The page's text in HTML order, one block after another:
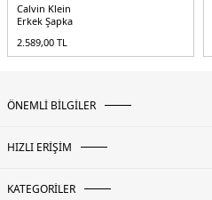
Calvin Klein
Erkek Şapka
2.589,00 TL
ÖNEMLİ BİLGİLER
HIZLI ERİŞİM
KATEGORİLER